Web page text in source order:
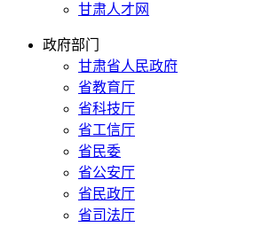
甘肃人才网
政府部门
甘肃省人民政府
省教育厅
省科技厅
省工信厅
省民委
省公安厅
省民政厅
省司法厅